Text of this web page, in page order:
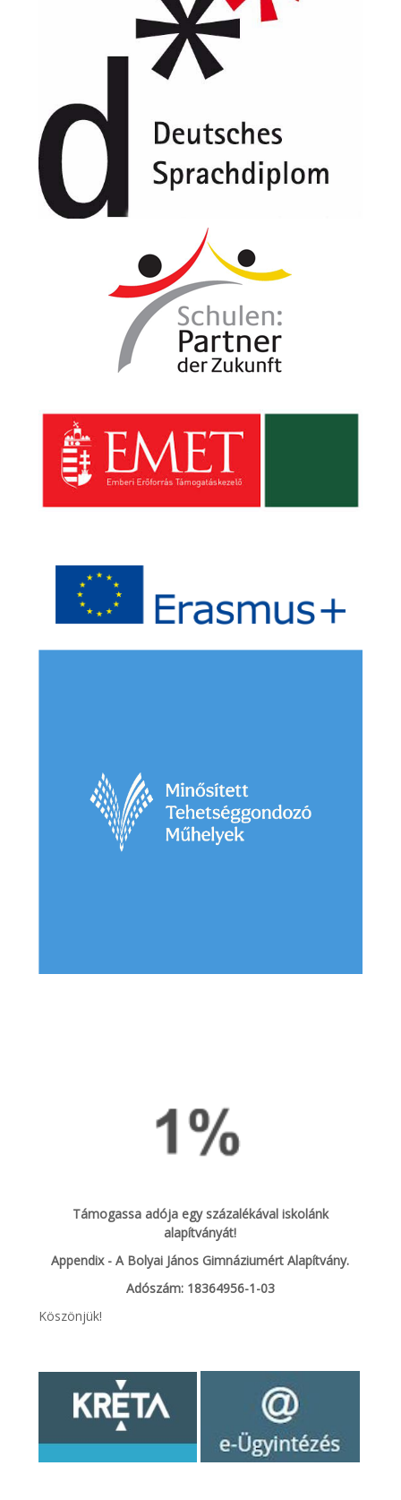
Támogassa adója egy százalékával iskolánk
alapítványát!
Appendix - A Bolyai János Gimnáziumért Alapítvány.
Adószám: 18364956-1-03
Köszönjük!